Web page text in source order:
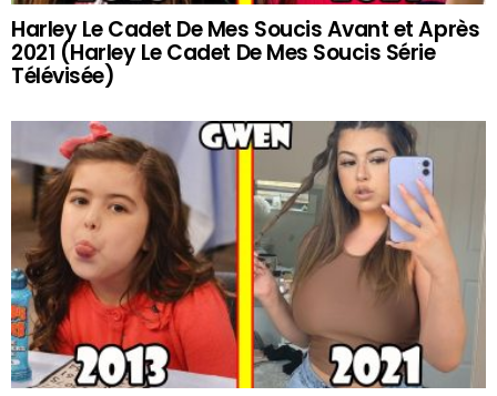
Harley Le Cadet De Mes Soucis Avant et Après
2021 (Harley Le Cadet De Mes Soucis Série
Télévisée)